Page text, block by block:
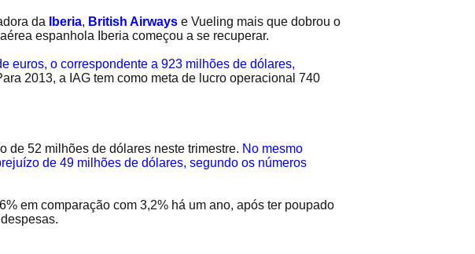
da
Iberia, British Airways e Vueling mais que dobrou o
espanhola Iberia começou a se recuperar.
euros, o correspondente a 923 milhões de dólares,
2013, a IAG tem como meta de lucro operacional 740
de 52 milhões de dólares neste trimestre. No mesmo
de 49 milhões de dólares, segundo os números
em comparação com 3,2% há um ano, após ter poupado